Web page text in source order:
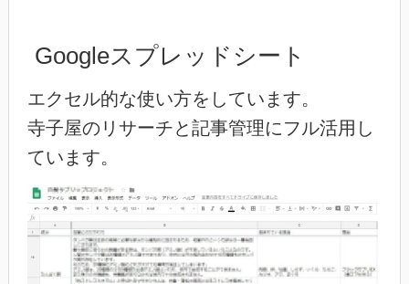
Googleスプレッドシート
エクセル的な使い方をしています。
寺子屋のリサーチと記事管理にフル活用し
ています。